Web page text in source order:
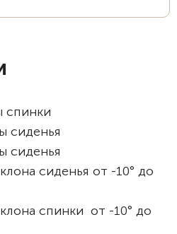
спинки
сиденья
сиденья
сиденья от -10° до
спинки от -10° до